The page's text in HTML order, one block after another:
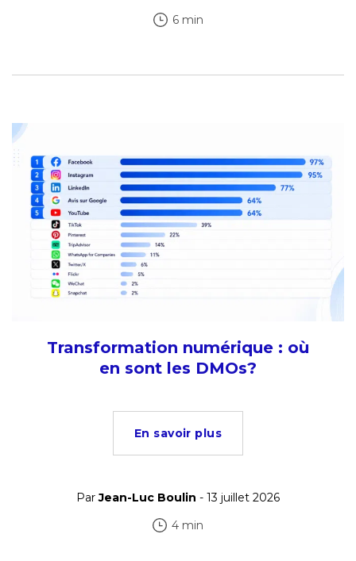
6 min
Transformation numérique : où
en sont les DMOs?
En savoir plus
ParJean-Luc Boulin - 13 juillet 2026
4 min